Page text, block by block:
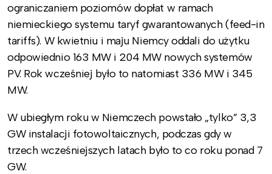
ograniczaniem poziomów dopłat w ramach
niemieckiego systemu taryf gwarantowanych (feed-in
tariffs). W kwietniu i maju Niemcy oddali do użytku
odpowiednio 163 MW i 204 MW nowych systemów
PV. Rok wcześniej było to natomiast 336 MW i 345
MW.
W ubiegłym roku w Niemczech powstało „tylko” 3,3
GW instalacji fotowoltaicznych, podczas gdy w
trzech wcześniejszych latach było to co roku ponad 7
GW.